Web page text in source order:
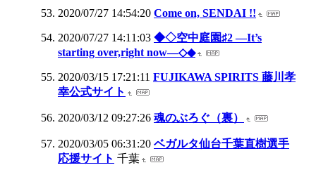
2020/07/27 14:54:20 Come on, SENDAI !!
2020/07/27 14:11:03 ◆◇空中庭園♯2 ―It’s
starting over,right now―◇◆
2020/03/15 17:21:11 FUJIKAWA SPIRITS 藤川孝
幸公式サイト
2020/03/12 09:27:26 魂のぶろぐ（裏）
2020/03/05 06:31:20 ベガルタ仙台千葉直樹選手
応援サイト 千葉